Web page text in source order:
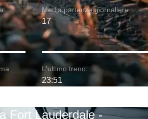
Media partenze giornaliere:
17
L'ultimo treno:
23:51
Fort Lauderdale -